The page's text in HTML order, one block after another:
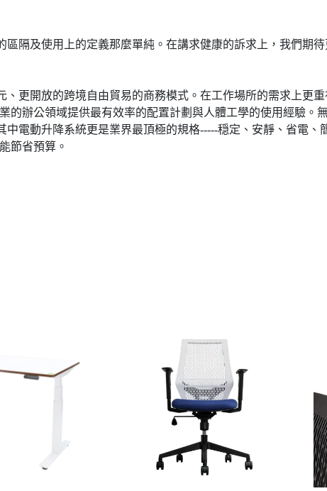
區隔及使用上的定義那麼單純。在講求健康的訴求上，我們期
更開放的跨境自由貿易的商務模式。在工作場所的需求上更
的辦公領域提供最有效率的配置計劃與人體工學的使用經驗。
電動升降系統更是業界最頂極的規格-----穏定、安靜、省電、
節省預算。